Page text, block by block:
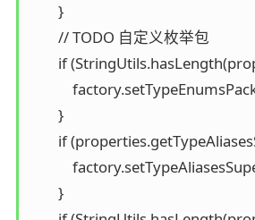
        }
        // TODO 自定义枚举包
if
        }
if
        }